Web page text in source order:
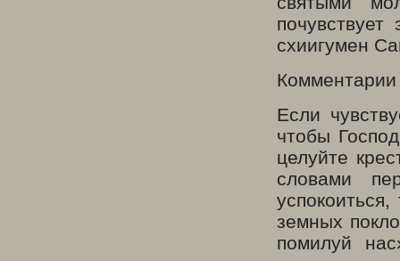
схиигумен
Комментарии
Если
чтобы
целуйте
словами
земных
помилуй